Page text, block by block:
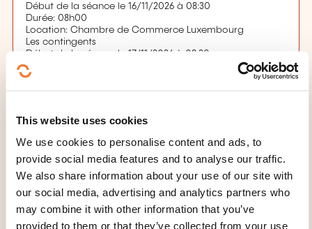
This website uses cookies
We use cookies to personalise content and ads, to
provide social media features and to analyse our traffic.
We also share information about your use of our site with
our social media, advertising and analytics partners who
may combine it with other information that you’ve
provided to them or that they’ve collected from your use
Début de la séance le 16/11/2026 à 08:30
Durée: 08h00
Location: Chambre de Commerce Luxembourg
Les contingents
Début de la séance le 17/11/2026 à 08:30
Durée: 04h00
Location: Chambre de Commerce Luxembourg
Location: Chambre de Commerce Luxembourg
Les origines
Début de la séance le 18/11/2026 à 08:30
Durée: 08h00
Location: Chambre de Commerce Luxembourg
Application pratique des régimes particuliers
Début de la séance le 19/11/2026 à 08:30
Durée: 04h00